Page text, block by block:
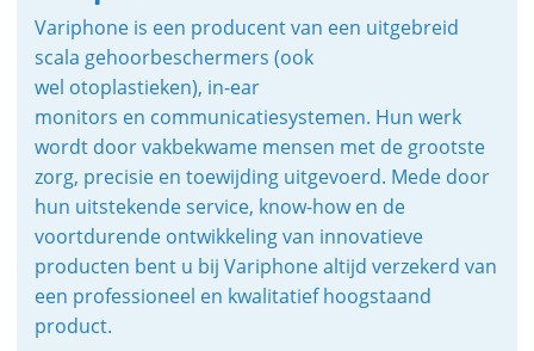
Variphone is een producent van een uitgebreid
scala gehoorbeschermers (ook
wel otoplastieken), in-ear
monitors en communicatiesystemen. Hun werk
wordt door vakbekwame mensen met de grootste
zorg, precisie en toewijding uitgevoerd. Mede door
hun uitstekende service, know-how en de
voortdurende ontwikkeling van innovatieve
producten bent u bij Variphone altijd verzekerd van
een professioneel en kwalitatief hoogstaand
product.